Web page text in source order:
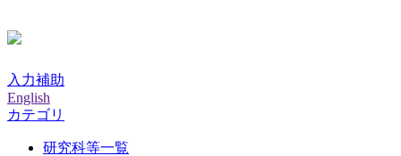
入力補助
English
カテゴリ
研究科等一覧